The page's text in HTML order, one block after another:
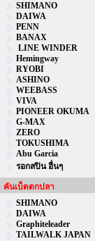
SHIMANO
DAIWA
PENN
BANAX
LINE WINDER
Hemingway
RYOBI
ASHINO
WEEBASS
VIVA
PIONEER OKUMA
G-MAX
ZERO
TOKUSHIMA
Abu Garcia
รอกสปิน อื่นๆ
คันเบ็ดตกปลา
SHIMANO
DAIWA
Graphiteleader
TAILWALK JAPAN